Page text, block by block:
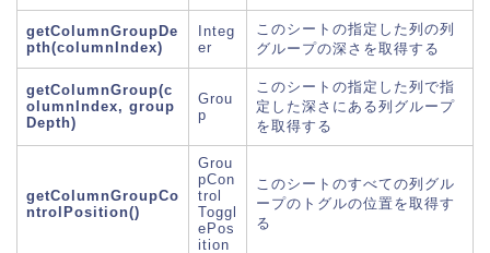
getColumnGroupDe
pth(columnIndex)
Integ
er
このシートの指定した列の列
グループの深さを取得する
getColumnGroup(c
olumnIndex, group
Depth)
Grou
p
このシートの指定した列で指
定した深さにある列グループ
を取得する
getColumnGroupCo
ntrolPosition()
Grou
pCon
trol
Toggl
ePos
ition
このシートのすべての列グル
ープのトグルの位置を取得す
る